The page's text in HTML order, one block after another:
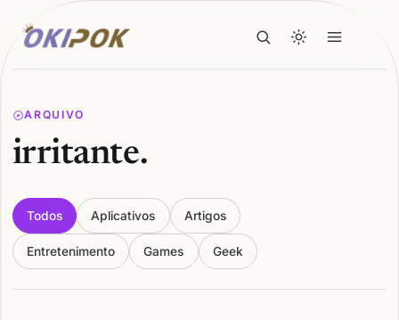
ARQUIVO
irritante.
Todos Aplicativos Artigos
Entretenimento Games Geek